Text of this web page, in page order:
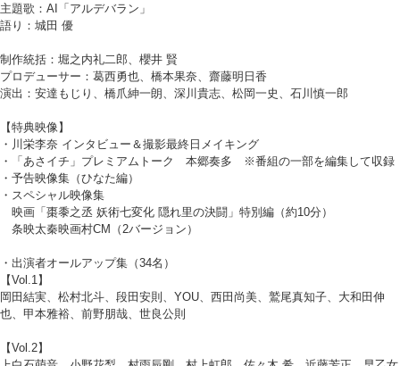
主題歌：AI「アルデバラン」
語り：城田 優
制作統括：堀之内礼二郎、櫻井 賢
プロデューサー：葛西勇也、橋本果奈、齋藤明日香
演出：安達もじり、橋爪紳一朗、深川貴志、松岡一史、石川慎一郎
【特典映像】
・川栄李奈 インタビュー＆撮影最終日メイキング
・「あさイチ」プレミアムトーク 本郷奏多 ※番組の一部を編集して収録
・予告映像集（ひなた編）
・スペシャル映像集
映画「棗黍之丞 妖術七変化 隠れ里の決闘」特別編（約10分）
条映太秦映画村CM（2バージョン）
・出演者オールアップ集（34名）
【Vol.1】
岡田結実、松村北斗、段田安則、YOU、西田尚美、鷲尾真知子、大和田伸
也、甲本雅裕、前野朋哉、世良公則
【Vol.2】